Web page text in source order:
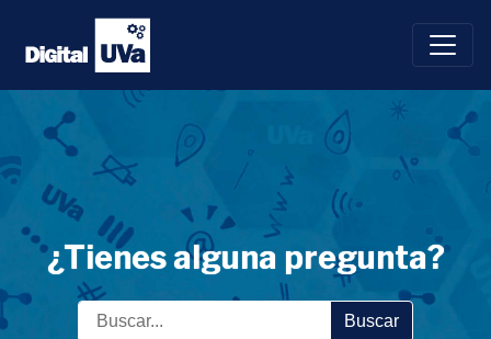
Saltar
contenido
¿Tienes alguna pregunta?
Buscar